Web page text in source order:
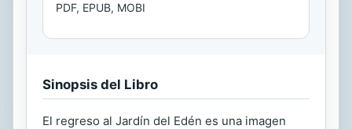
PDF, EPUB, MOBI
Sinopsis del Libro
El regreso al Jardín del Edén es una imagen